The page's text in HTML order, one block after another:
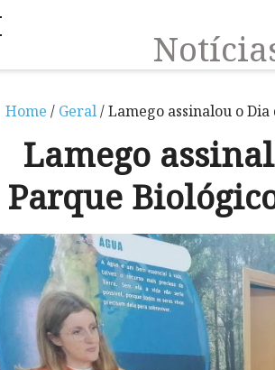
Home / Geral/ Lamego assinalou o
Lamego
Parque